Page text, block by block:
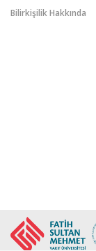
Bilirkişilik Hakkında